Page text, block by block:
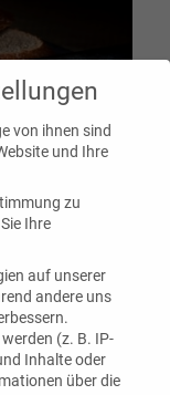
von ihnen sind
und Ihre
zu
Ihre
auf unserer
andere uns
(z. B. IP-
Inhalte oder
über die